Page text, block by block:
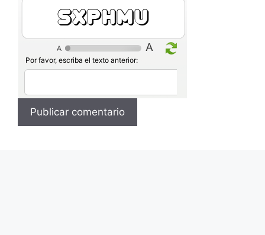
Mvh6RU
Por favor, escriba el texto anterior: